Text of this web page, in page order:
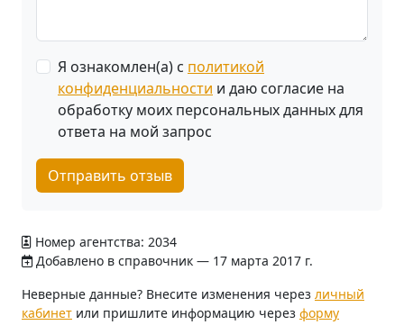
Я ознакомлен(а) с политикой
конфиденциальности и даю согласие на
обработку моих персональных данных для
ответа на мой запрос
Отправить отзыв
Номер агентства: 2034
Добавлено в справочник — 17 марта 2017 г.
Неверные данные? Внесите изменения через личный
кабинет или пришлите информацию через форму